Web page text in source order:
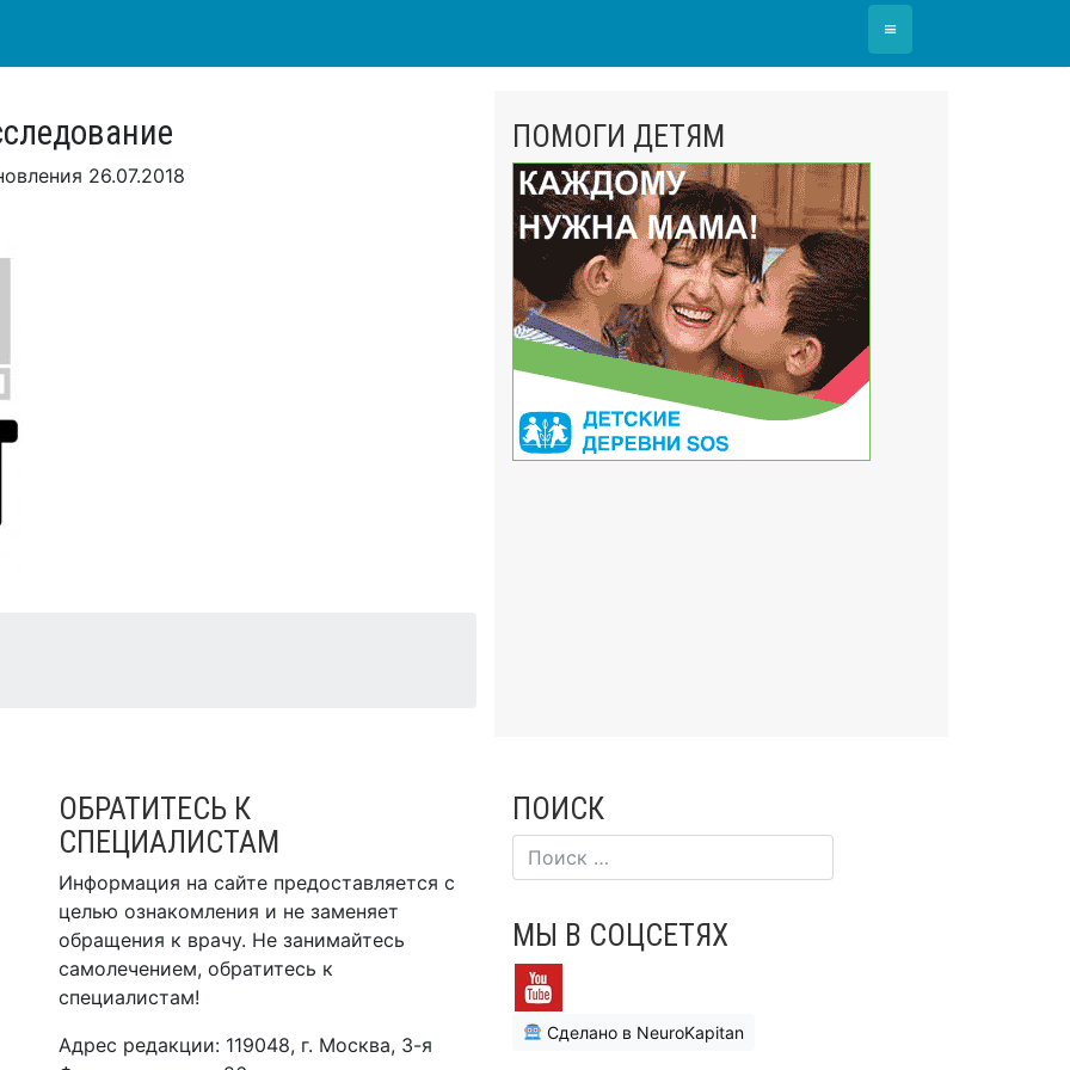
≡
26.07.2018
ПОМОГИ ДЕТЯМ
ОБРАТИТЕСЬ К
СПЕЦИАЛИСТАМ
Информация на сайте предоставляется с
целью ознакомления и не заменяет
обращения к врачу. Не занимайтесь
самолечением, обратитесь к
специалистам!
Адрес редакции: 119048, г. Москва, 3-я
ПОИСК
МЫ В СОЦСЕТЯХ
Сделано в NeuroKapitan